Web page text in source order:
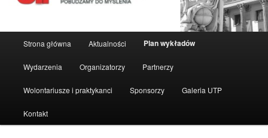
Strona główna Aktualności Plan wykładów
Wydarzenia Organizatorzy Partnerzy
Wolontariusze i praktykanci Sponsorzy Galeria UTP
Kontakt